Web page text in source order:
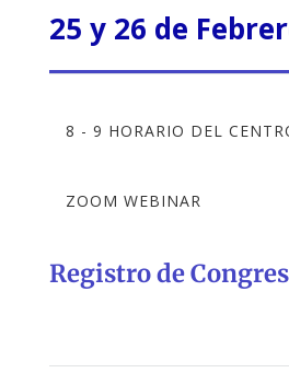
25 y 26 de
8 - 9 HORARIO DEL
ZOOM WEBINAR
Registro de